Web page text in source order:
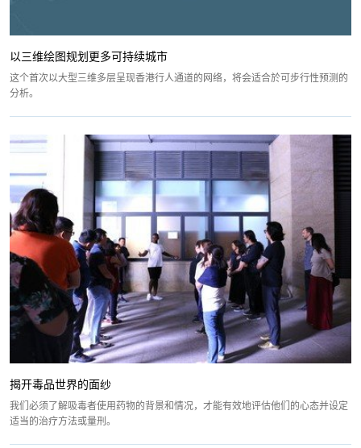
以三维绘图规划更多可持续城市
这个首次以大型三维多层呈现香港行人通道的网络，将会适合於可步行性预测的
分析。
揭开毒品世界的面纱
我们必须了解吸毒者使用药物的背景和情况，才能有效地评估他们的心态并设定
适当的治疗方法或量刑。